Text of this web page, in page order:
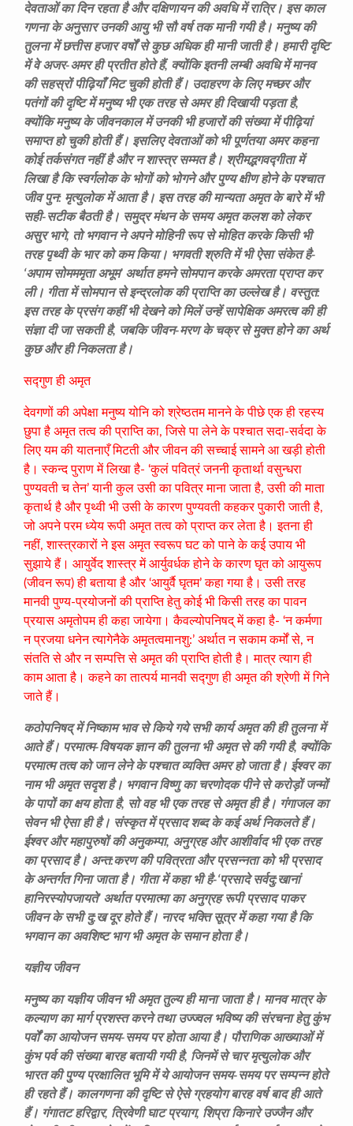
देवताओं का दिन रहता है और दक्षिणायन की अवधि में रात्रि। इस काल
गणना के अनुसार उनकी आयु भी सौ वर्ष तक मानी गयी है। मनुष्य की
तुलना में छत्तीस हजार वर्षों से कुछ अधिक ही मानी जाती है। हमारी दृष्टि
में वे अजर-अमर ही प्रतीत होते हैं, क्योंकि इतनी लम्बी अवधि में मानव
की सहस्रों पीढ़ियाँ मिट चुकी होती हैं। उदाहरण के लिए मच्छर और
पतंगों की दृष्टि में मनुष्य भी एक तरह से अमर ही दिखायी पड़ता है,
क्योंकि मनुष्य के जीवनकाल में उनकी भी हजारों की संख्या में पीढ़ियां
समाप्त हो चुकी होती हैं। इसलिए देवताओं को भी पूर्णतया अमर कहना
कोई तर्कसंगत नहीं है और न शास्त्र सम्मत है। श्रीमद्भगवद्गीता में
लिखा है कि स्वर्गलोक के भोगों को भोगने और पुण्य क्षीण होने के पश्चात
जीव पुन: मृत्युलोक में आता है। इस तरह की मान्यता अमृत के बारे में भी
सही-सटीक बैठती है। समुद्र मंथन के समय अमृत कलश को लेकर
असुर भागे, तो भगवान ने अपने मोहिनी रूप से मोहित करके किसी भी
तरह पृथ्वी के भार को कम किया। भगवती श्रुति में भी ऐसा संकेत है-
‘अपाम सोमममृता अभूम’ अर्थात हमने सोमपान करके अमरता प्राप्त कर
ली। गीता में सोमपान से इन्द्रलोक की प्राप्ति का उल्लेख है। वस्तुत:
इस तरह के प्रसंग कहीं भी देखने को मिलें उन्हें सापेक्षिक अमरत्व की ही
संज्ञा दी जा सकती है, जबकि जीवन-मरण के चक्र से मुक्त होने का अर्थ
कुछ और ही निकलता है।
सद्गुण ही अमृत
देवगणों की अपेक्षा मनुष्य योनि को श्रेष्ठतम मानने के पीछे एक ही रहस्य
छुपा है अमृत तत्व की प्राप्ति का, जिसे पा लेने के पश्चात सदा-सर्वदा के
लिए यम की यातनाएँ मिटती और जीवन की सच्चाई सामने आ खड़ी होती
है। स्कन्द पुराण में लिखा है- ‘कुलं पवित्रं जननी कृतार्था वसुन्धरा
पुण्यवती च तेन’ यानी कुल उसी का पवित्र माना जाता है, उसी की माता
कृतार्थ है और पृथ्वी भी उसी के कारण पुण्यवती कहकर पुकारी जाती है,
जो अपने परम ध्येय रूपी अमृत तत्व को प्राप्त कर लेता है। इतना ही
नहीं, शास्त्रकारों ने इस अमृत स्वरूप घट को पाने के कई उपाय भी
सुझाये हैं। आयुर्वेद शास्त्र में आर्युवर्धक होने के कारण घृत को आयुरूप
(जीवन रूप) ही बताया है और ‘आयुर्वै घृतम’ कहा गया है। उसी तरह
मानवी पुण्य-प्रयोजनों की प्राप्ति हेतु कोई भी किसी तरह का पावन
प्रयास अमृतोपम ही कहा जायेगा। कैवल्योपनिषद् में कहा है- ‘न कर्मणा
न प्रजया धनेन त्यागेनैके अमृतत्वमानशु:’ अर्थात न सकाम कर्मों से, न
संतति से और न सम्पत्ति से अमृत की प्राप्ति होती है। मात्र त्याग ही
काम आता है। कहने का तात्पर्य मानवी सद्गुण ही अमृत की श्रेणी में गिने
जाते हैं।
कठोपनिषद् में निष्काम भाव से किये गये सभी कार्य अमृत की ही तुलना में
आते हैं। परमात्म-विषयक ज्ञान की तुलना भी अमृत से की गयी है, क्योंकि
परमात्म तत्व को जान लेने के पश्चात व्यक्ति अमर हो जाता है। ईश्वर का
नाम भी अमृत सदृश है। भगवान विष्णु का चरणोदक पीने से करोड़ों जन्मों
के पापों का क्षय होता है, सो वह भी एक तरह से अमृत ही है। गंगाजल का
सेवन भी ऐसा ही है। संस्कृत में प्रसाद शब्द के कई अर्थ निकलते हैं।
ईश्वर और महापुरुषों की अनुकम्पा, अनुग्रह और आशीर्वाद भी एक तरह
का प्रसाद है। अन्त:करण की पवित्रता और प्रसन्नता को भी प्रसाद
के अन्तर्गत गिना जाता है। गीता में कहा भी है-‘प्रसादे सर्वदु:खानां
हानिरस्योपजायते’ अर्थात परमात्मा का अनुग्रह रूपी प्रसाद पाकर
जीवन के सभी दु:ख दूर होते हैं। नारद भक्ति सूत्र में कहा गया है कि
भगवान का अवशिष्ट भाग भी अमृत के समान होता है।
यज्ञीय जीवन
मनुष्य का यज्ञीय जीवन भी अमृत तुल्य ही माना जाता है। मानव मात्र के
कल्याण का मार्ग प्रशस्त करने तथा उज्ज्वल भविष्य की संरचना हेतु कुंभ
पर्वों का आयोजन समय-समय पर होता आया है। पौराणिक आख्याओं में
कुंभ पर्व की संख्या बारह बतायी गयी है, जिनमें से चार मृत्युलोक और
भारत की पुण्य प्रक्षालित भूमि में ये आयोजन समय-समय पर सम्पन्न होते
ही रहते हैं। कालगणना की दृष्टि से ऐसे ग्रहयोग बारह वर्ष बाद ही आते
हैं। गंगातट हरिद्वार, त्रिवेणी घाट प्रयाग, शिप्रा किनारे उज्जैन और